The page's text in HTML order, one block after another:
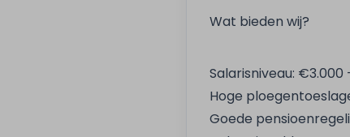
Wat bieden wij?
Salarisniveau:
Hoge
Goede